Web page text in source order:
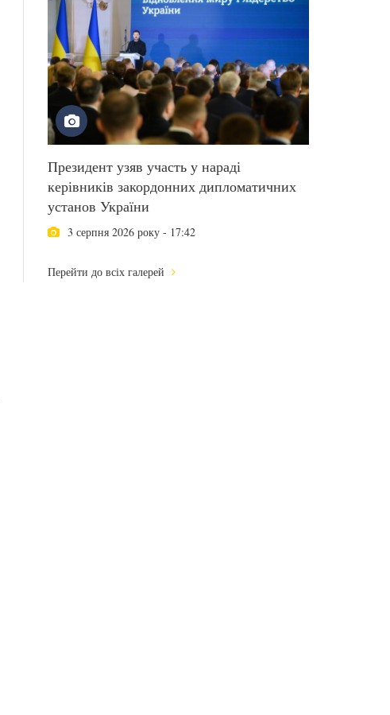
Президент узяв участь у нараді
керівників закордонних дипломатичних
установ України
3 серпня 2026 року - 17:42
Перейти до всіх галерей